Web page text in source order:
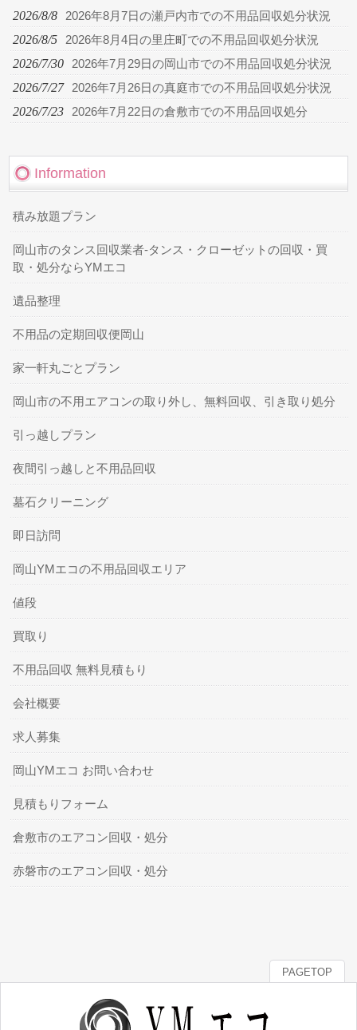
2026/8/8 2026年8月7日の瀬戸内市での不用品回収処分状況
2026/8/5 2026年8月4日の里庄町での不用品回収処分状況
2026/7/30 2026年7月29日の岡山市での不用品回収処分状況
2026/7/27 2026年7月26日の真庭市での不用品回収処分状況
2026/7/23 2026年7月22日の倉敷市での不用品回収処分
Information
積み放題プラン
岡山市のタンス回収業者-タンス・クローゼットの回収・買
取・処分ならYMエコ
遺品整理
不用品の定期回収便岡山
家一軒丸ごとプラン
岡山市の不用エアコンの取り外し、無料回収、引き取り処分
引っ越しプラン
夜間引っ越しと不用品回収
墓石クリーニング
即日訪問
岡山YMエコの不用品回収エリア
値段
買取り
不用品回収 無料見積もり
会社概要
求人募集
岡山YMエコ お問い合わせ
見積もりフォーム
倉敷市のエアコン回収・処分
赤磐市のエアコン回収・処分
PAGETOP